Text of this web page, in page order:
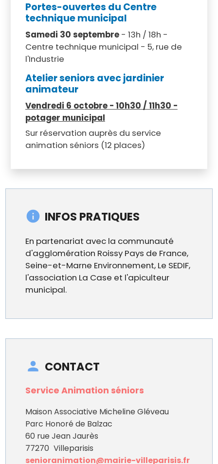
Portes-ouvertes du Centre
technique municipal
Samedi 30 septembre- 13h / 18h -
Centre technique municipal - 5, rue de
l'Industrie
Atelier seniors avec jardinier
animateur
Vendredi 6 octobre - 10h30 / 11h30 -
potager municipal
Sur réservation auprès du service
animation séniors (12 places)
INFOS PRATIQUES
En partenariat avec la communauté
d'agglomération Roissy Pays de France,
Seine-et-Marne Environnement, Le SEDIF,
l'association La Case et l'apiculteur
municipal.
CONTACT
Service Animation séniors
Maison Associative Micheline Gléveau
Parc Honoré de Balzac
60 rue Jean Jaurès
77270 Villeparisis
senioranimation@mairie-villeparisis.fr